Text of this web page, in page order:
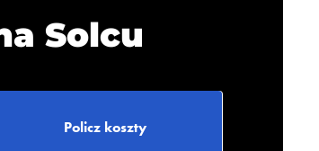
Solcu
Policz koszty